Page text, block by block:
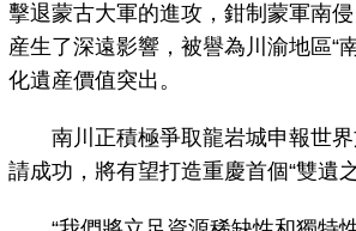
擊退蒙古大軍的進攻，鉗制蒙軍南
産生了深遠影響，被譽為川渝地區“
化遺産價值突出。
南川正積極爭取龍岩城申報世界
請成功，將有望打造重慶首個“雙遺之